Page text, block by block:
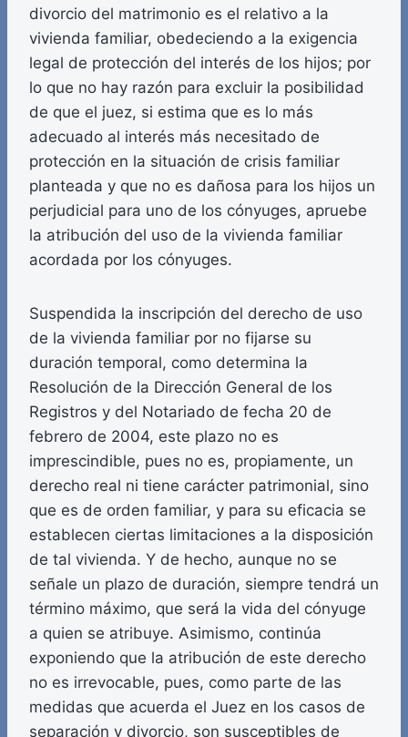
divorcio del matrimonio es el relativo a la
vivienda familiar, obedeciendo a la exigencia
legal de protección del interés de los hijos; por
lo que no hay razón para excluir la posibilidad
de que el juez, si estima que es lo más
adecuado al interés más necesitado de
protección en la situación de crisis familiar
planteada y que no es dañosa para los hijos un
perjudicial para uno de los cónyuges, apruebe
la atribución del uso de la vivienda familiar
acordada por los cónyuges.
Suspendida la inscripción del derecho de uso
de la vivienda familiar por no fijarse su
duración temporal, como determina la
Resolución de la Dirección General de los
Registros y del Notariado de fecha 20 de
febrero de 2004, este plazo no es
imprescindible, pues no es, propiamente, un
derecho real ni tiene carácter patrimonial, sino
que es de orden familiar, y para su eficacia se
establecen ciertas limitaciones a la disposición
de tal vivienda. Y de hecho, aunque no se
señale un plazo de duración, siempre tendrá un
término máximo, que será la vida del cónyuge
a quien se atribuye. Asimismo, continúa
exponiendo que la atribución de este derecho
no es irrevocable, pues, como parte de las
medidas que acuerda el Juez en los casos de
separación y divorcio, son susceptibles de